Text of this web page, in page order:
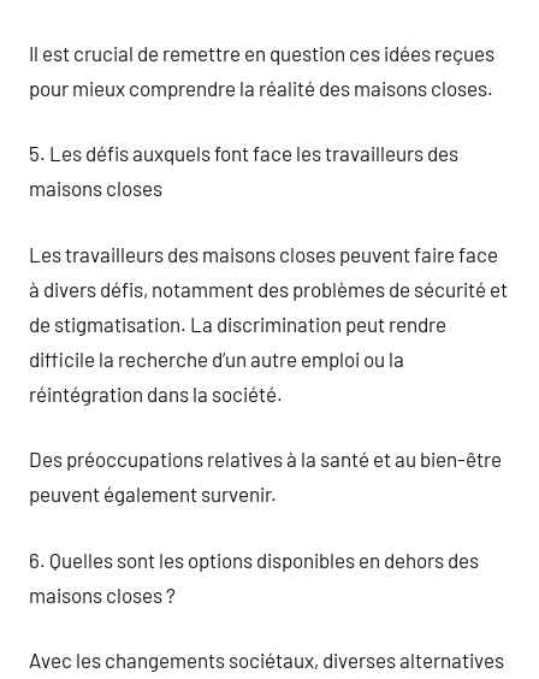
Il est crucial de remettre en question ces idées reçues
pour mieux comprendre la réalité des maisons closes.
5. Les défis auxquels font face les travailleurs des
maisons closes
Les travailleurs des maisons closes peuvent faire face
à divers défis, notamment des problèmes de sécurité et
de stigmatisation. La discrimination peut rendre
difficile la recherche d’un autre emploi ou la
réintégration dans la société.
Des préoccupations relatives à la santé et au bien-être
peuvent également survenir.
6. Quelles sont les options disponibles en dehors des
maisons closes ?
Avec les changements sociétaux, diverses alternatives